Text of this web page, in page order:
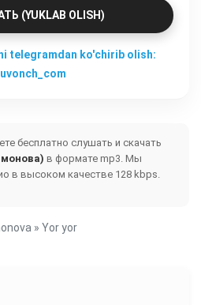
(YUKLAB OLISH)
telegramdan ko'chirib olish:
бесплатно слушать и скачать
в формате mp3. Мы
в высоком качестве 128 kbps.
» Yor yor